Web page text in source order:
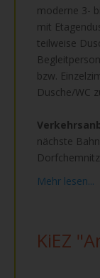
moderne 3-
mit
teilweise
bzw.
Dusche/WC
nächste
Mehr lesen...
KiEZ